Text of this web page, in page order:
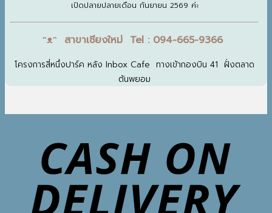
เปิดปลายปลายเดือน กันยายน 2569 ค่ะ
ᵔᴥᵔ สาขาเชียงใหม่ Tel : 094-665-9366
โครงการสี่หนึ่งปาร์ค หลัง Inbox Cafe ทางเข้ากองบิน 41 ฝั่งตลาด
ต้นพยอม